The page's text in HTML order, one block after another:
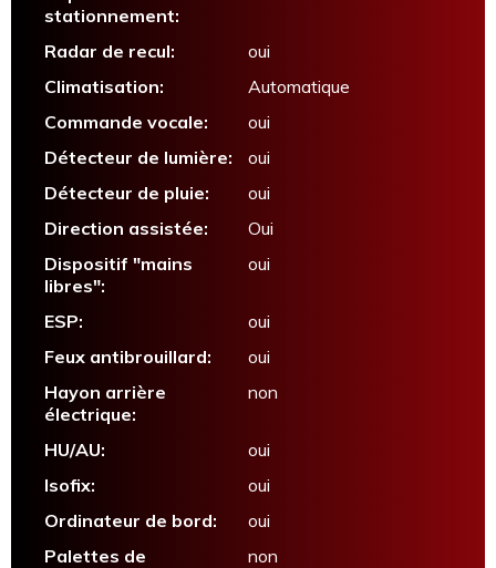
stationnement:
Radar de recul:
oui
Climatisation:
Automatique
Commande vocale:
oui
Détecteur de lumière:
oui
Détecteur de pluie:
oui
Direction assistée:
Oui
Dispositif "mains
libres":
oui
ESP:
oui
Feux antibrouillard:
oui
Hayon arrière
électrique:
non
HU/AU:
oui
Isofix:
oui
Ordinateur de bord:
oui
Palettes de
non